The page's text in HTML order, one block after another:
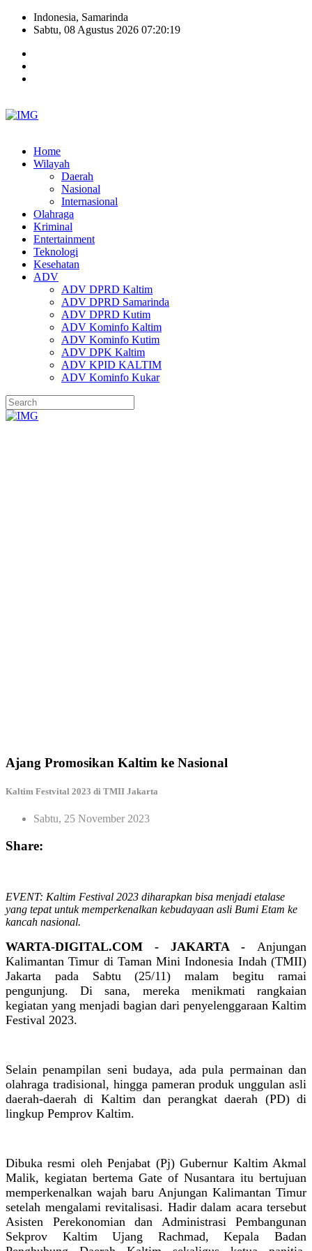
Indonesia, Samarinda
Sabtu, 08 Agustus 2026 07:20:20
Home
Wilayah
Daerah
Nasional
Internasional
Olahraga
Kriminal
Entertainment
Teknologi
Kesehatan
ADV
ADV DPRD Kaltim
ADV DPRD Samarinda
ADV DPRD Kutim
ADV Kominfo Kaltim
ADV Kominfo Kutim
ADV DPK Kaltim
ADV KPID KALTIM
ADV Kominfo Kukar
Ajang Promosikan Kaltim ke Nasional
Kaltim Festvital 2023 di TMII Jakarta
Sabtu, 25 November 2023
Share:
EVENT: Kaltim Festival 2023 diharapkan bisa menjadi etalase
yang tepat untuk memperkenalkan kebudayaan asli Bumi Etam ke
kancah nasional.
WARTA-DIGITAL.COM - JAKARTA - Anjungan
Kalimantan Timur di Taman Mini Indonesia Indah (TMII)
Jakarta pada Sabtu (25/11) malam begitu ramai
pengunjung. Di sana, mereka menikmati rangkaian
kegiatan yang menjadi bagian dari penyelenggaraan Kaltim
Festival 2023.
Selain penampilan seni budaya, ada pula permainan dan
olahraga tradisional, hingga pameran produk unggulan asli
daerah-daerah di Kaltim dan perangkat daerah (PD) di
lingkup Pemprov Kaltim.
Dibuka resmi oleh Penjabat (Pj) Gubernur Kaltim Akmal
Malik, kegiatan bertema Gate of Nusantara itu bertujuan
memperkenalkan wajah baru Anjungan Kalimantan Timur
setelah mengalami revitalisasi. Hadir dalam acara tersebut
Asisten Perekonomian dan Administrasi Pembangunan
Sekprov Kaltim Ujang Rachmad, Kepala Badan